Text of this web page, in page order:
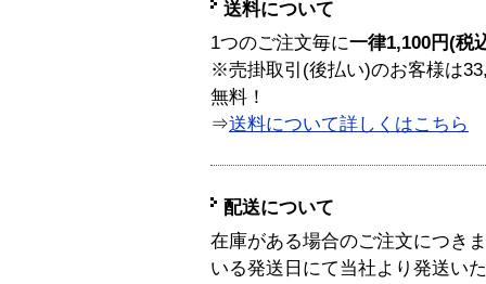
送料について
1つのご注文毎に一律1,100円(税
※売掛取引(後払い)のお客様は
無料！
⇒送料について詳しくはこちら
配送について
在庫がある場合のご注文につき
いる発送日にて当社より発送い